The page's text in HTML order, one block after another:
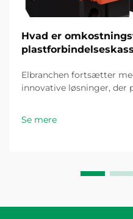
Hvad er
Elbranchen fortsætter
innovative løsninger, der
som en spilændrende
Se mere